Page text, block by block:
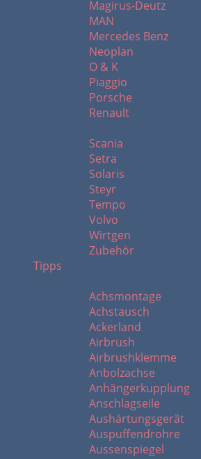
Magirus-Deutz
MAN
Mercedes Benz
Neoplan
O & K
Piaggio
Porsche
Renault
Scania
Setra
Solaris
Steyr
Tempo
Volvo
Wirtgen
Zubehör
Tipps
Achsmontage
Achstausch
Ackerland
Airbrush
Airbrushklemme
Anbolzachse
Anhängerkupplung
Anschlagseile
Aushärtungsgerät
Auspuffendrohre
Aussenspiegel